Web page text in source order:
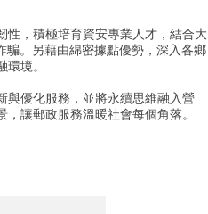
性，積極培育資安專業人才，結合大
。另藉由綿密據點優勢，深入各鄉
境。
與優化服務，並將永續思維融入營
讓郵政服務溫暖社會每個角落。